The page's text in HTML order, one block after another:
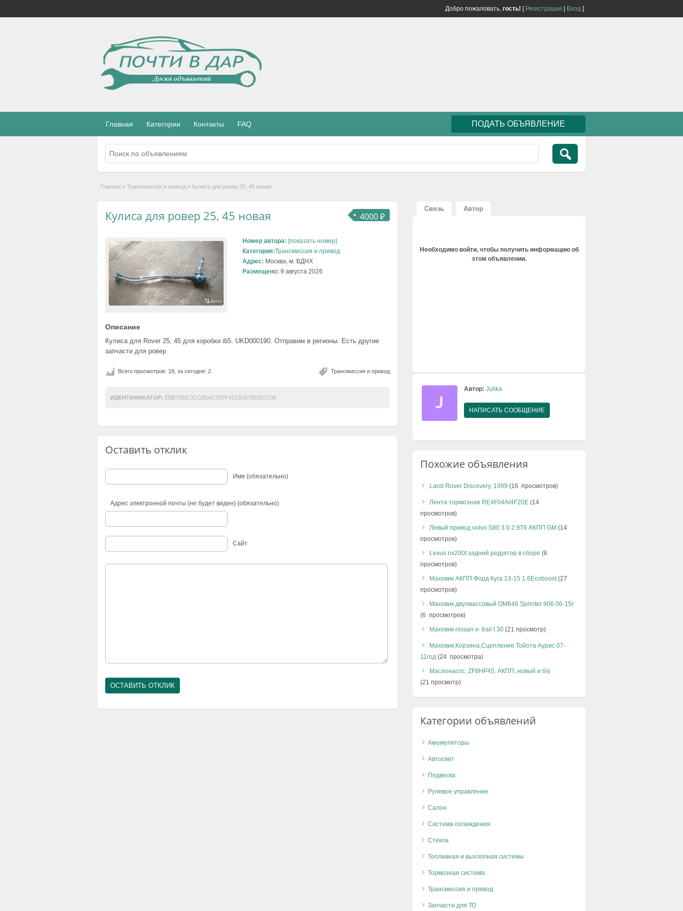
Добро пожаловать, гость! [ Регистрация Вход ]
Главная Категории Контакты FAQ ПОДАТЬ ОБЪЯВЛЕНИЕ
Главная » Трансмиссия и привод » Кулиса для ровер 25, 45 новая
4000 ₽
Кулиса для ровер 25, 45 новая
Номер автора: [показать номер]
Категория:Трансмиссия и привод
Адрес: Москва, м. ВДНХ
Размещено: 9 августа 2026
Описание
Кулиса для Rover 25, 45 для коробки ib5. UKD000190. Отправим в регионы. Есть другие
запчасти для ровер
Трансмиссия и привод
Всего просмотров: 18, за сегодня: 2
ИДЕНТИФИКАТОР: EBB7DBC3CCB5AC387F4223D67BDECC06
Оставить отклик
Имя (обязательно)
Адрес электронной почты (не будет виден) (обязательно)
Сайт
Связь Автор
Необходимо войти, чтобы получить информацию об
этом объявлении.
Автор: Julika
НАПИСАТЬ СООБЩЕНИЕ
Похожие объявления
Land Rover Discovery, 1999 (16 просмотров)
Лента тормозная RE4F04A/4F20E (14
просмотров)
Левый привод volvo S80 3.0 2.9T6 АКПП GM (14
просмотров)
Lexus nx200t задний редуктор в сборе (6
просмотров)
Маховик АКПП Форд Куга 13-15 1.6Ecoboost(27
просмотров)
Маховик двухмассовый OM646 Sprinter 906 06-15г
(6 просмотров)
Маховик nissan x- trail t 30 (21 просмотр)
Маховик,Корзина,Сцепление Тойота Аурис 07-
11год (24 просмотра)
Маслонасос, ZF8HP45, АКПП, новый и б/у
(21 просмотр)
Категории объявлений
Аккумуляторы
Автосвет
Подвеска
Рулевое управление
Салон
Система охлаждения
Стекла
Топливная и выхлопная системы
Тормозная система
Трансмиссия и привод
Запчасти для ТО